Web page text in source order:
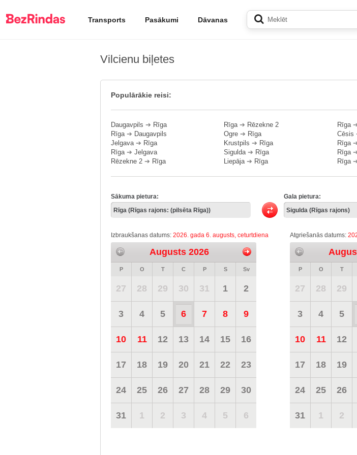
Transports Pasākumi Dāvanas
Vilcienu biļetes
Populārākie reisi:
Daugavpils ➔ Rīga
Rīga➔ Daugavpils
Jelgava➔ Rīga
Rīga➔ Jelgava
Rēzekne 2 ➔ Rīga
Rīga➔ Rēzekne 2
Ogre ➔ Rīga
Krustpils ➔ Rīga
Sigulda➔ Rīga
Liepāja➔ Rīga
Rīga
Cēsis
Rīga
Rīga
Rīga
Sākuma pietura: Gala pietura:
Izbraukšanas datums: 2026. gada 6. augusts, ceturtdiena
Augusts 2026
P O T C P S Sv
27 28 29 30 31 1 2
3 4 5 6 7 8 9
10 11 12 13 14 15 16
17 18 19 20 21 22 23
24 25 26 27 28 29 30
31 1 2 3 4 5 6
Atgriešanās datums:
P O T
27 28 29
3 4 5
10 11 12
17 18 19
24 25 26
31 1 2